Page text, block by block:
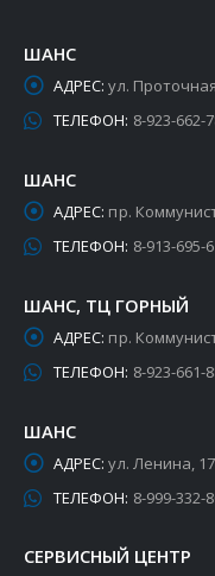
ШАНС
АДРЕС: ул.
ТЕЛЕФОН: 8-923-662-
ШАНС
АДРЕС: пр.
ТЕЛЕФОН: 8-913-695-
ШАНС, ТЦ ГОРНЫЙ
АДРЕС: пр.
ТЕЛЕФОН: 8-923-661-
ШАНС
АДРЕС: ул. Ленина, 17
ТЕЛЕФОН: 8-999-332-
СЕРВИСНЫЙ ЦЕНТР